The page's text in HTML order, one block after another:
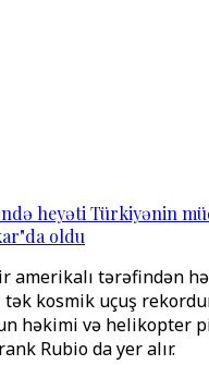
heyəti Türkiyənin
oldu
amerikalı tərəfindən
kosmik uçuş
həkimi və helikopter
Rubio da yer alır.